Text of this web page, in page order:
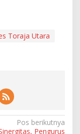
Toraja Utara
Pos berikutnya
Pengurus